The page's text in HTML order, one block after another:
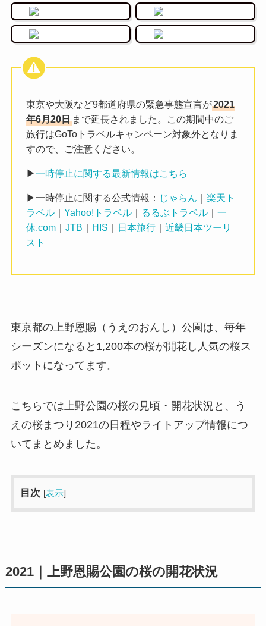
東京や大阪など9都道府県の緊急事態宣言が2021
年6月20日 まで延長されました。この期間中のご
旅行はGoToトラベルキャンペーン対象外となりま
すので、ご注意ください。
▶一時停止に関する最新情報はこちら
▶一時停止に関する公式情報： じゃらん ｜楽天ト
ラベル ｜Yahoo!トラベル ｜ るるぶトラベル ｜一
休.com ｜JTB ｜ HIS ｜ 日本旅行 ｜近畿日本ツーリ
スト
東京都の上野恩賜（うえのおんし）公園は、毎年
シーズンになると1,200本の桜が開花し人気の桜ス
ポットになってます。
こちらでは上野公園の桜の見頃・開花状況と、う
えの桜まつり2021の日程やライトアップ情報につ
いてまとめました。
目次 [表示]
2021｜上野恩賜公園の桜の開花状況